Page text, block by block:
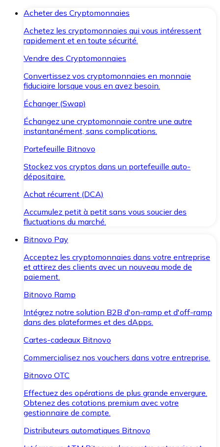
Acheter des Cryptomonnaies
Achetez les cryptomonnaies qui vous intéressent
rapidement et en toute sécurité.
Vendre des Cryptomonnaies
Convertissez vos cryptomonnaies en monnaie
fiduciaire lorsque vous en avez besoin.
Échanger (Swap)
Échangez une cryptomonnaie contre une autre
instantanément, sans complications.
Portefeuille Bitnovo
Stockez vos cryptos dans un portefeuille auto-
dépositaire.
Achat récurrent (DCA)
Accumulez petit à petit sans vous soucier des
fluctuations du marché.
Bitnovo Pay
Acceptez les cryptomonnaies dans votre entreprise
et attirez des clients avec un nouveau mode de
paiement.
Bitnovo Ramp
Intégrez notre solution B2B d'on-ramp et d'off-ramp
dans des plateformes et des dApps.
Cartes-cadeaux Bitnovo
Commercialisez nos vouchers dans votre entreprise.
Bitnovo OTC
Effectuez des opérations de plus grande envergure.
Obtenez des cotations premium avec votre
gestionnaire de compte.
Distributeurs automatiques Bitnovo